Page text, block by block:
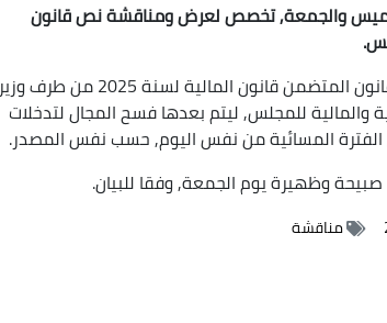
والجمعة, تخصص لعرض ومناقشة نص قانون
وسيتم خلال الجلسة الصباحية ليوم الخميس تقديم نص القانون المتضمن قانون المالية لسنة 2025 من طرف وزير
والمالية للمجلس, ليتم بعدها فسح المجال لتدخلات
المسائية من نفس اليوم, حسب نفس المصدر.
مناقشة